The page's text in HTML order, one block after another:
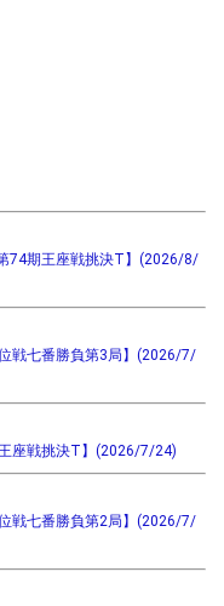
74期王座戦挑決T】(2026/8/
戦七番勝負第3局】(2026/7/
座戦挑決T】(2026/7/24)
戦七番勝負第2局】(2026/7/